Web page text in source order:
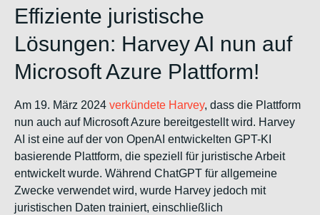
Effiziente juristische
Lösungen: Harvey AI nun auf
Microsoft Azure Plattform!
Am 19. März 2024 verkündete Harvey, dass die Plattform
nun auch auf Microsoft Azure bereitgestellt wird. Harvey
AI ist eine auf der von OpenAI entwickelten GPT-KI
basierende Plattform, die speziell für juristische Arbeit
entwickelt wurde. Während ChatGPT für allgemeine
Zwecke verwendet wird, wurde Harvey jedoch mit
juristischen Daten trainiert, einschließlich